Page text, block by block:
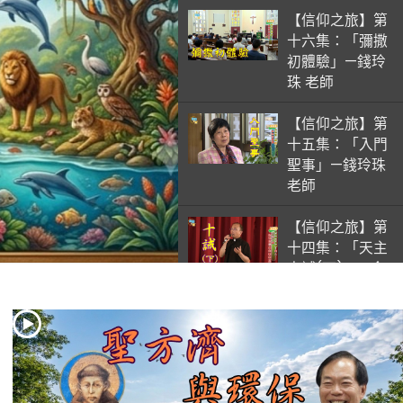
【信仰之旅】第
十六集：「彌撒
初體驗」—錢玲
珠 老師
【信仰之旅】第
十五集：「入門
聖事」—錢玲珠
老師
【信仰之旅】第
十四集：「天主
十誡(下)」—金
【信仰之旅】第
十三集：「天主
十誡(上)」—金
毓瑋 神父